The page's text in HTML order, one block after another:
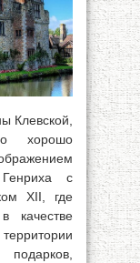
Клевской,
хорошо
с
XII, где
качестве